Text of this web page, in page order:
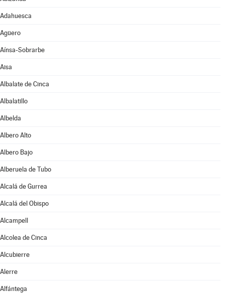
Adahuesca
Agüero
Aínsa-Sobrarbe
Aisa
Albalate de Cinca
Albalatillo
Albelda
Albero Alto
Albero Bajo
Alberuela de Tubo
Alcalá de Gurrea
Alcalá del Obispo
Alcampell
Alcolea de Cinca
Alcubierre
Alerre
Alfántega